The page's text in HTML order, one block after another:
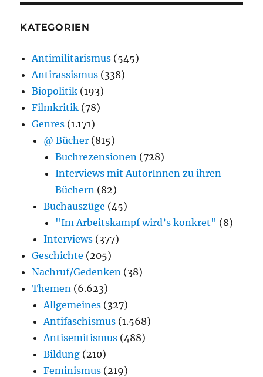
KATEGORIEN
Antimilitarismus (545)
Antirassismus (338)
Biopolitik (193)
Filmkritik (78)
Genres (1.171)
@ Bücher (815)
Buchrezensionen (728)
Interviews mit AutorInnen zu ihren
Büchern (82)
Buchauszüge (45)
"Im Arbeitskampf wird’s konkret" (8)
Interviews (377)
Geschichte (205)
Nachruf/Gedenken (38)
Themen (6.623)
Allgemeines (327)
Antifaschismus (1.568)
Antisemitismus (488)
Bildung (210)
Feminismus (219)